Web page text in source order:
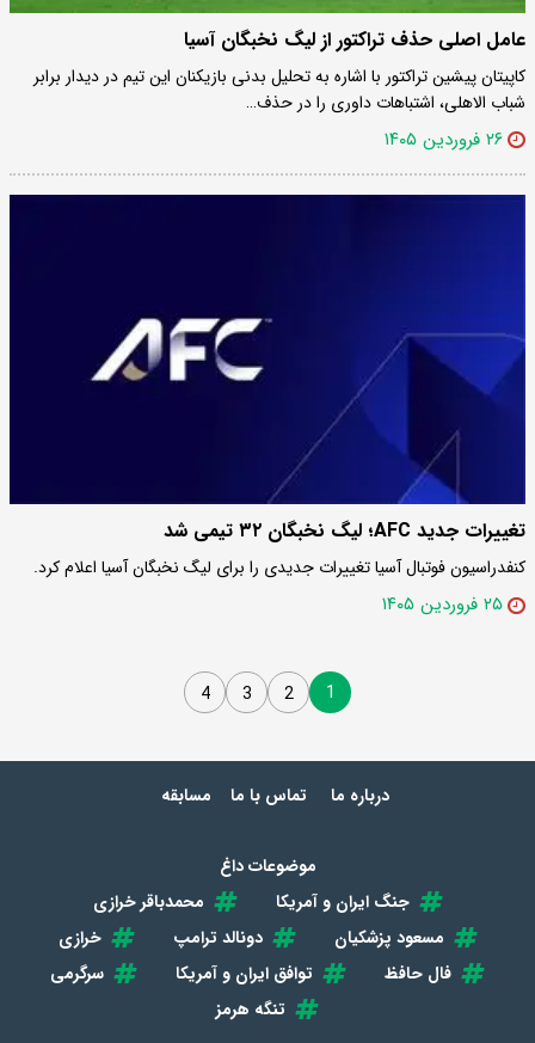
عامل اصلی حذف تراکتور از لیگ نخبگان آسیا
کاپیتان پیشین تراکتور با اشاره به تحلیل بدنی بازیکنان این تیم در دیدار برابر
شباب الاهلی، اشتباهات داوری را در حذف…
۲۶ فروردین ۱۴۰۵
تغییرات جدید AFC؛ لیگ نخبگان ۳۲ تیمی شد
کنفدراسیون فوتبال آسیا تغییرات جدیدی را برای لیگ نخبگان آسیا اعلام کرد.
۲۵ فروردین ۱۴۰۵
1
2
3
4
درباره ما تماس با ما مسابقه
موضوعات داغ
جنگ ایران و آمریکا
محمدباقر خرازی
مسعود پزشکیان
دونالد ترامپ
خرازی
فال حافظ
توافق ایران و آمریکا
سرگرمی
تنگه هرمز